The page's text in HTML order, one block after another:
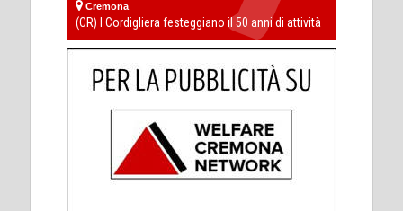
Cremona
(CR) I Cordigliera festeggiano il 50 anni di attività